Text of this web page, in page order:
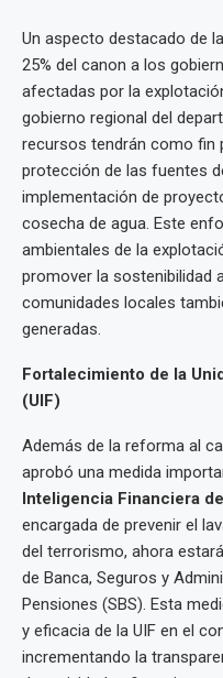
Un aspecto destacado de
25% del canon a los
afectadas por la
gobierno regional del
recursos tendrán como fin
protección de las fuentes
implementación de
cosecha de agua. Este
ambientales de la
promover la sostenibilidad
comunidades locales
generadas.
Fortalecimiento de la
(UIF)
Además de la reforma al
aprobó una medida
Inteligencia Financiera
encargada de prevenir el
del terrorismo, ahora
de Banca, Seguros y
Pensiones (SBS). Esta
y eficacia de la UIF en el
incrementando la